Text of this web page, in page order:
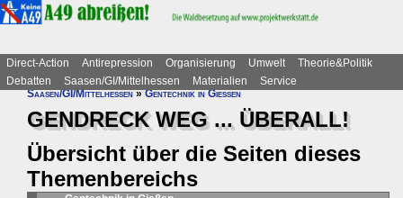
Direct-Action Antirepression Organisierung Umwelt
Theorie&Politik
Debatten
Saasen/GI/Mittelhessen Materialien
Service
Saasen/GI/Mittelhessen»Gentechnik in Gießen
GENDRECK WEG ... ÜBERALL!
Übersicht über die Seiten dieses
Themenbereichs